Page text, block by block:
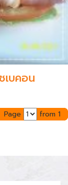
บคอน
Page from 1